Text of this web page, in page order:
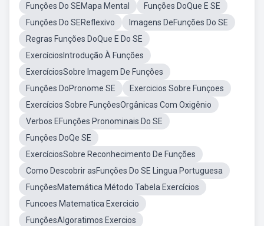
Funções Do SEMapa Mental
Funções DoQue E SE
Funções Do SEReflexivo
Imagens DeFunções Do SE
Regras Funções DoQue E Do SE
ExercíciosIntrodução À Funções
ExercíciosSobre Imagem De Funções
Funções DoPronome SE
Exercicios Sobre Funçoes
Exercícios Sobre FunçõesOrgânicas Com Oxigênio
Verbos EFunções Pronominais Do SE
Funções DoQe SE
ExercíciosSobre Reconhecimento De Funções
Como Descobrir asFunções Do SE Lingua Portuguesa
FunçõesMatemática Método Tabela Exercícios
Funcoes Matematica Exercicio
FunçõesAlgoratimos Exercios